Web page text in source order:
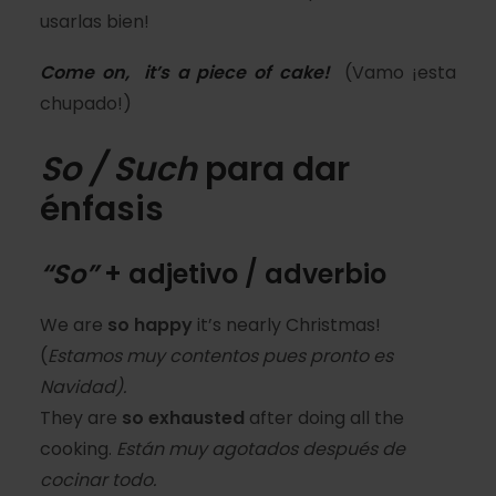
usarlas bien!
Come on, it’s a piece of cake! (Vamo ¡esta
chupado!)
So / Suchpara dar
énfasis
“So”+ adjetivo / adverbio
We are so happy it’s nearly Christmas!
(Estamos muy contentos pues pronto es
Navidad).
They are so exhausted after doing all the
cooking. Están muy agotados después de
cocinar todo.